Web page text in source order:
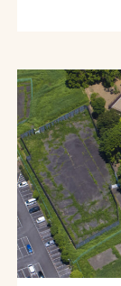
プライバシー
ソーシャルメ
文字の見え